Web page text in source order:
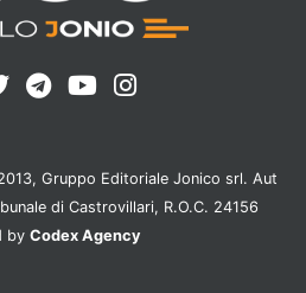
Gruppo Editoriale Jonico srl. Aut
di Castrovillari, R.O.C. 24156
by Codex Agency